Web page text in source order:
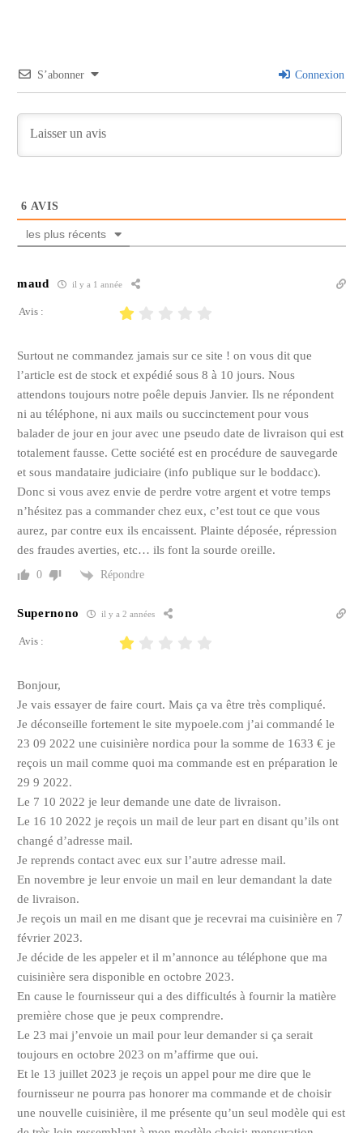
S’abonner Connexion
6 AVIS
les plus récents
maud il y a 1 année
Avis :
Surtout ne commandez jamais sur ce site ! on vous dit que
l’article est de stock et expédié sous 8 à 10 jours. Nous
attendons toujours notre poêle depuis Janvier. Ils ne répondent
ni au téléphone, ni aux mails ou succinctement pour vous
balader de jour en jour avec une pseudo date de livraison qui est
totalement fausse. Cette société est en procédure de sauvegarde
et sous mandataire judiciaire (info publique sur le boddacc).
Donc si vous avez envie de perdre votre argent et votre temps
n’hésitez pas a commander chez eux, c’est tout ce que vous
aurez, par contre eux ils encaissent. Plainte déposée, répression
des fraudes averties, etc… ils font la sourde oreille.
0 Répondre
Supernono il y a 2 années
Avis :
Bonjour,
Je vais essayer de faire court. Mais ça va être très compliqué.
Je déconseille fortement le site mypoele.com j’ai commandé le
23 09 2022 une cuisinière nordica pour la somme de 1633 € je
reçois un mail comme quoi ma commande est en préparation le
29 9 2022.
Le 7 10 2022 je leur demande une date de livraison.
Le 16 10 2022 je reçois un mail de leur part en disant qu’ils ont
changé d’adresse mail.
Je reprends contact avec eux sur l’autre adresse mail.
En novembre je leur envoie un mail en leur demandant la date
de livraison.
Je reçois un mail en me disant que je recevrai ma cuisinière en 7
février 2023.
Je décide de les appeler et il m’annonce au téléphone que ma
cuisinière sera disponible en octobre 2023.
En cause le fournisseur qui a des difficultés à fournir la matière
première chose que je peux comprendre.
Le 23 mai j’envoie un mail pour leur demander si ça serait
toujours en octobre 2023 on m’affirme que oui.
Et le 13 juillet 2023 je reçois un appel pour me dire que le
fournisseur ne pourra pas honorer ma commande et de choisir
une nouvelle cuisinière, il me présente qu’un seul modèle qui est